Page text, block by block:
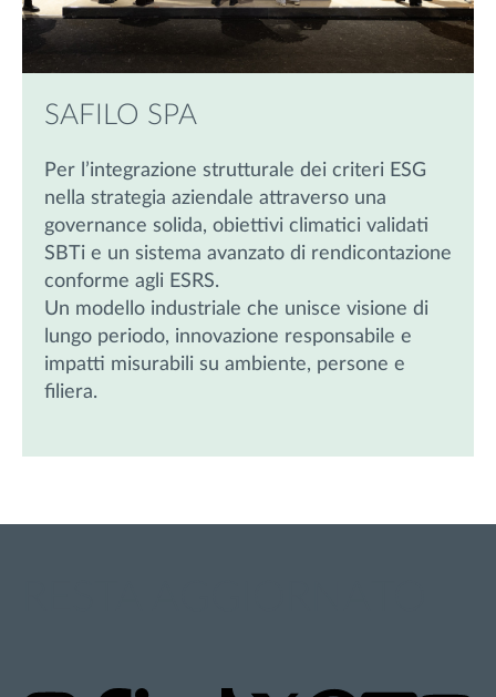
SAFILO SPA
Per l’integrazione strutturale dei criteri ESG
nella strategia aziendale attraverso una
governance solida, obiettivi climatici validati
SBTi e un sistema avanzato di rendicontazione
conforme agli ESRS.
Un modello industriale che unisce visione di
lungo periodo, innovazione responsabile e
impatti misurabili su ambiente, persone e
filiera.